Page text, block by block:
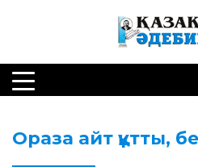
Ораза айт құтты,